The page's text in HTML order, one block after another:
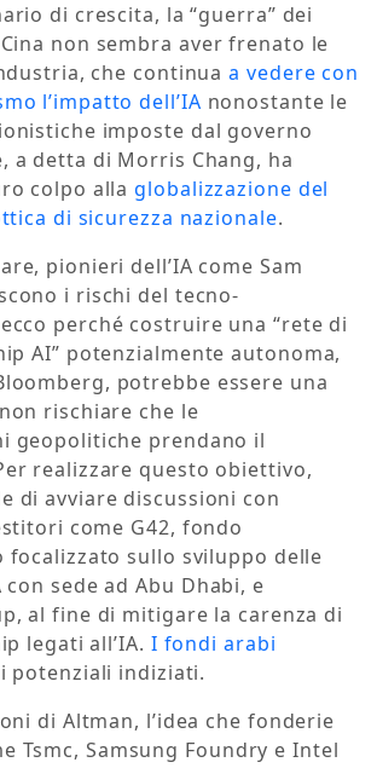
di crescita, la “guerra” dei
non sembra aver frenato le
che continuaa vedere con
l’impatto dell’IA nonostante le
imposte dal governo
a detta di Morris Chang, ha
colpo alla globalizzazione del
di sicurezza nazionale.
pionieri dell’IA come Sam
i rischi del tecno-
perché costruire una “rete di
AI” potenzialmente autonoma,
potrebbe essere una
rischiare che le
geopolitiche prendano il
realizzare questo obiettivo,
di avviare discussioni con
come G42, fondo
focalizzato sullo sviluppo delle
sede ad Abu Dhabi, e
al fine di mitigare la carenza di
legati all’IA. I fondi arabi
potenziali indiziati.
di Altman, l’idea che fonderie
Tsmc, Samsung Foundry e Intel